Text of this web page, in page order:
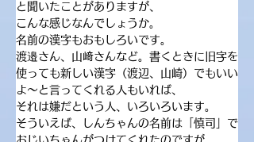
と聞いたことがありますが、
こんな感じなんでしょうか。
名前の漢字もおもしろいです。
渡邉さん、山﨑さんなど。書くときに旧字を
使っても新しい漢字（渡辺、山崎）でもいい
よ〜と言ってくれる人もいれば、
それは嫌だという人、いろいろいます。
そういえば、しんちゃんの名前は「慎司」で
おじいちゃんがつけてくれたのですが、